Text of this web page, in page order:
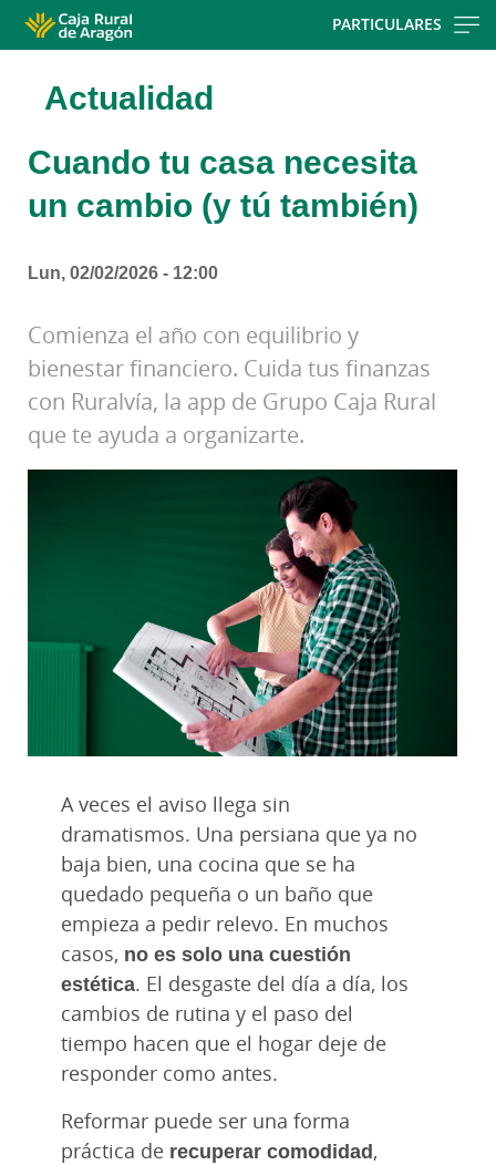
PARTICULARES
Actualidad
Cuando tu casa necesita
un cambio (y tú también)
Lun, 02/02/2026 - 12:00
Comienza el año con equilibrio y
bienestar financiero. Cuida tus finanzas
con Ruralvía, la app de Grupo Caja Rural
que te ayuda a organizarte.
A veces el aviso llega sin
dramatismos. Una persiana que ya no
baja bien, una cocina que se ha
quedado pequeña o un baño que
empieza a pedir relevo. En muchos
casos, no es solo una cuestión
estética. El desgaste del día a día, los
cambios de rutina y el paso del
tiempo hacen que el hogar deje de
responder como antes.
Reformar puede ser una forma
práctica de recuperar comodidad,